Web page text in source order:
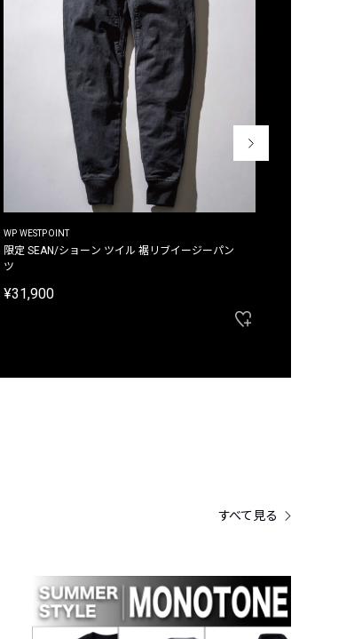
WP WESTPOINT
限定 SEAN/ショーン ツイル 裾リブイージーパン
ツ
¥31,900
すべて見る